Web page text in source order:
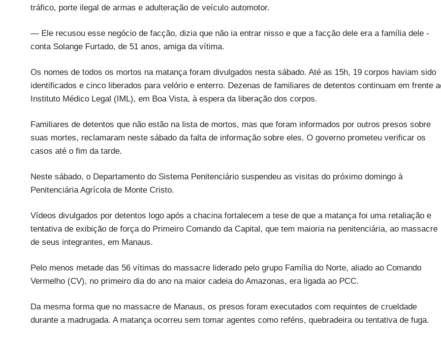
tráfico, porte ilegal de armas e adulteração de veículo automotor.
— Ele recusou esse negócio de facção, dizia que não ia entrar nisso e que a facção dele era a família dele -
conta Solange Furtado, de 51 anos, amiga da vítima.
Os nomes de todos os mortos na matança foram divulgados nesta sábado. Até as 15h, 19 corpos haviam sido
identificados e cinco liberados para velório e enterro. Dezenas de familiares de detentos continuam em frente
Instituto Médico Legal (IML), em Boa Vista, à espera da liberação dos corpos.
Familiares de detentos que não estão na lista de mortos, mas que foram informados por outros presos sobre
suas mortes, reclamaram neste sábado da falta de informação sobre eles. O governo prometeu verificar os
casos até o fim da tarde.
Neste sábado, o Departamento do Sistema Penitenciário suspendeu as visitas do próximo domingo à
Penitenciária Agrícola de Monte Cristo.
Vídeos divulgados por detentos logo após a chacina fortalecem a tese de que a matança foi uma retaliação e
tentativa de exibição de força do Primeiro Comando da Capital, que tem maioria na penitenciária, ao massacre
de seus integrantes, em Manaus.
Pelo menos metade das 56 vítimas do massacre liderado pelo grupo Família do Norte, aliado ao Comando
Vermelho (CV), no primeiro dia do ano na maior cadeia do Amazonas, era ligada ao PCC.
Da mesma forma que no massacre de Manaus, os presos foram executados com requintes de crueldade
durante a madrugada. A matança ocorreu sem tomar agentes como reféns, quebradeira ou tentativa de fuga.